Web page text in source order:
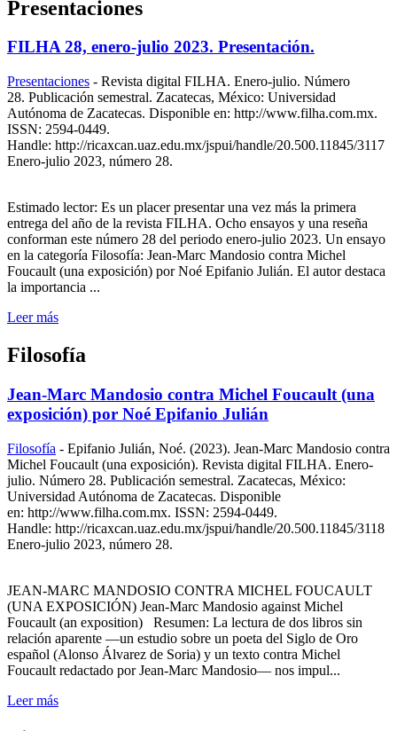
Presentaciones
FILHA 28, enero-julio 2023. Presentación.
Presentaciones - Revista digital FILHA. Enero-julio. Número
28. Publicación semestral. Zacatecas, México: Universidad
Autónoma de Zacatecas. Disponible en: http://www.filha.com.mx.
ISSN: 2594-0449.
Handle: http://ricaxcan.uaz.edu.mx/jspui/handle/20.500.11845/3117
Enero-julio 2023, número 28.
Estimado lector: Es un placer presentar una vez más la primera
entrega del año de la revista FILHA. Ocho ensayos y una reseña
conforman este número 28 del periodo enero-julio 2023. Un ensayo
en la categoría Filosofía: Jean-Marc Mandosio contra Michel
Foucault (una exposición) por Noé Epifanio Julián. El autor destaca
la importancia ...
Leer más
Filosofía
Jean-Marc Mandosio contra Michel Foucault (una
exposición) por Noé Epifanio Julián
Filosofía - Epifanio Julián, Noé. (2023). Jean-Marc Mandosio contra
Michel Foucault (una exposición). Revista digital FILHA. Enero-
julio. Número 28. Publicación semestral. Zacatecas, México:
Universidad Autónoma de Zacatecas. Disponible
en: http://www.filha.com.mx. ISSN: 2594-0449.
Handle: http://ricaxcan.uaz.edu.mx/jspui/handle/20.500.11845/3118
Enero-julio 2023, número 28.
JEAN-MARC MANDOSIO CONTRA MICHEL FOUCAULT
(UNA EXPOSICIÓN) Jean-Marc Mandosio against Michel
Foucault (an exposition) Resumen: La lectura de dos libros sin
relación aparente —un estudio sobre un poeta del Siglo de Oro
español (Alonso Álvarez de Soria) y un texto contra Michel
Foucault redactado por Jean-Marc Mandosio— nos impul...
Leer más